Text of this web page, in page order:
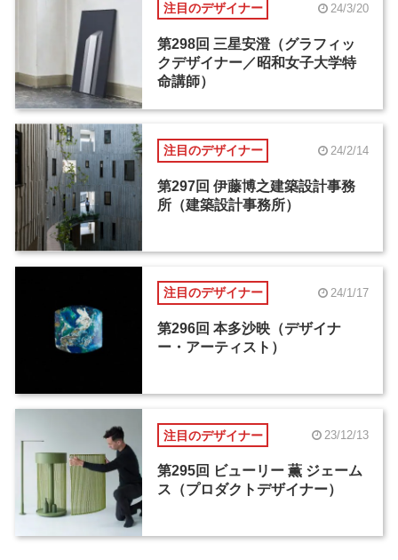
注目のデザイナー 24/3/20
第298回 三星安澄（グラフィッ
クデザイナー／昭和女子大学特
命講師）
注目のデザイナー 24/2/14
第297回 伊藤博之建築設計事務
所（建築設計事務所）
注目のデザイナー 24/1/17
第296回 本多沙映（デザイナ
ー・アーティスト）
注目のデザイナー 23/12/13
第295回 ビューリー 薫 ジェーム
ス（プロダクトデザイナー）